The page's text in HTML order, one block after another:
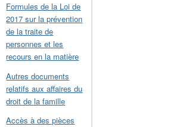
Formules de la Loi de
2017 sur la prévention
de la traite de
personnes et les
recours en la matière
Autres documents
relatifs aux affaires du
droit de la famille
Accès à des pièces